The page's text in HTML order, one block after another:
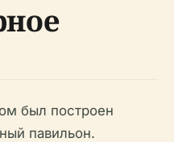
был построен
павильон.